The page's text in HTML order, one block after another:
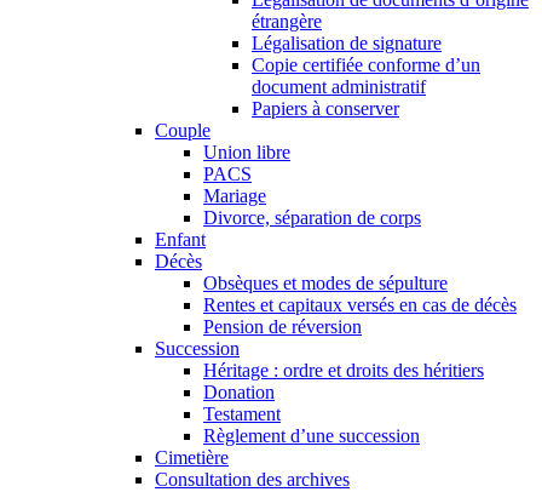
étrangère
Légalisation de signature
Copie certifiée conforme d’un
document administratif
Papiers à conserver
Couple
Union libre
PACS
Mariage
Divorce, séparation de corps
Enfant
Décès
Obsèques et modes de sépulture
Rentes et capitaux versés en cas de décès
Pension de réversion
Succession
Héritage : ordre et droits des héritiers
Donation
Testament
Règlement d’une succession
Cimetière
Consultation des archives